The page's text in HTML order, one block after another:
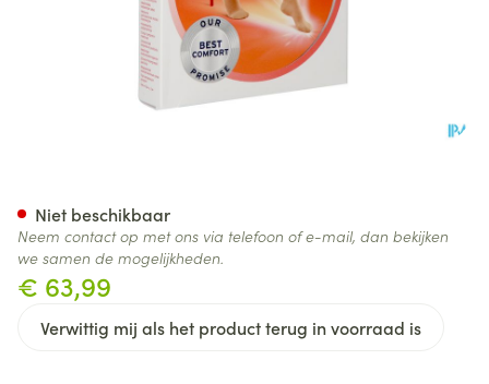
€ 63,99
Verwittig mij als het product terug in voorraad is
Niet beschikbaar
Neem contact op met ons via telefoon of e-mail, dan bekijken
we samen de mogelijkheden.